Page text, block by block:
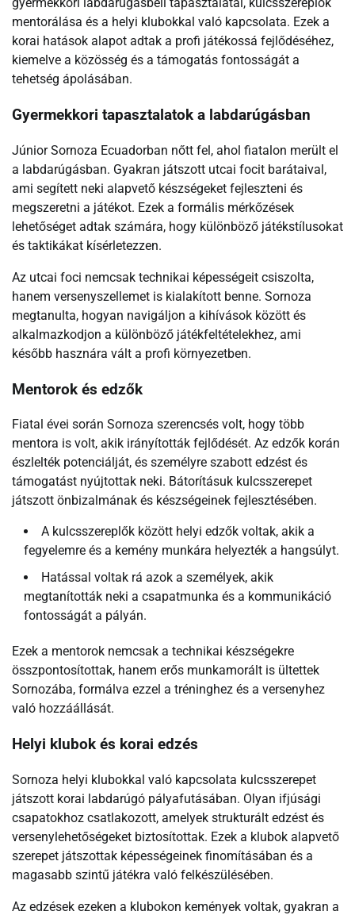
gyermekkori labdarúgásbeli tapasztalatai, kulcsszereplők
mentorálása és a helyi klubokkal való kapcsolata. Ezek a
korai hatások alapot adtak a profi játékossá fejlődéséhez,
kiemelve a közösség és a támogatás fontosságát a
tehetség ápolásában.
Gyermekkori tapasztalatok a labdarúgásban
Júnior Sornoza Ecuadorban nőtt fel, ahol fiatalon merült el
a labdarúgásban. Gyakran játszott utcai focit barátaival,
ami segített neki alapvető készségeket fejleszteni és
megszeretni a játékot. Ezek a formális mérkőzések
lehetőséget adtak számára, hogy különböző játékstílusokat
és taktikákat kísérletezzen.
Az utcai foci nemcsak technikai képességeit csiszolta,
hanem versenyszellemet is kialakított benne. Sornoza
megtanulta, hogyan navigáljon a kihívások között és
alkalmazkodjon a különböző játékfeltételekhez, ami
később hasznára vált a profi környezetben.
Mentorok és edzők
Fiatal évei során Sornoza szerencsés volt, hogy több
mentora is volt, akik irányították fejlődését. Az edzők korán
észlelték potenciálját, és személyre szabott edzést és
támogatást nyújtottak neki. Bátorításuk kulcsszerepet
játszott önbizalmának és készségeinek fejlesztésében.
A kulcsszereplők között helyi edzők voltak, akik a
fegyelemre és a kemény munkára helyezték a hangsúlyt.
Hatással voltak rá azok a személyek, akik
megtanították neki a csapatmunka és a kommunikáció
fontosságát a pályán.
Ezek a mentorok nemcsak a technikai készségekre
összpontosítottak, hanem erős munkamorált is ültettek
Sornozába, formálva ezzel a tréninghez és a versenyhez
való hozzáállását.
Helyi klubok és korai edzés
Sornoza helyi klubokkal való kapcsolata kulcsszerepet
játszott korai labdarúgó pályafutásában. Olyan ifjúsági
csapatokhoz csatlakozott, amelyek strukturált edzést és
versenylehetőségeket biztosítottak. Ezek a klubok alapvető
szerepet játszottak képességeinek finomításában és a
magasabb szintű játékra való felkészülésében.
Az edzések ezeken a klubokon kemények voltak, gyakran a